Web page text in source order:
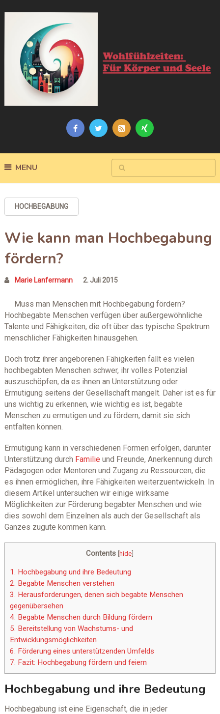
MENU
HOCHBEGABUNG
Wie kann man Hochbegabung
fördern?
Marie Lanfermann 2. Juli 2015
Muss man Menschen mit Hochbegabung fördern?
Hochbegabte Menschen verfügen über außergewöhnliche
Talente und Fähigkeiten, die oft über das typische Spektrum
menschlicher Fähigkeiten hinausgehen.
Doch trotz ihrer angeborenen Fähigkeiten fällt es vielen
hochbegabten Menschen schwer, ihr volles Potenzial
auszuschöpfen, da es ihnen an Unterstützung oder
Ermutigung seitens der Gesellschaft mangelt. Daher ist es für
uns wichtig zu erkennen, wie wichtig es ist, begabte
Menschen zu ermutigen und zu fördern, damit sie sich
entfalten können.
Ermutigung kann in verschiedenen Formen erfolgen, darunter
Unterstützung durch Familie und Freunde, Anerkennung durch
Pädagogen oder Mentoren und Zugang zu Ressourcen, die
es ihnen ermöglichen, ihre Fähigkeiten weiterzuentwickeln. In
diesem Artikel untersuchen wir einige wirksame
Möglichkeiten zur Förderung begabter Menschen und wie
dies sowohl dem Einzelnen als auch der Gesellschaft als
Ganzes zugute kommen kann.
Contents [hide]
1. Hochbegabung und ihre Bedeutung
2. Begabte Menschen verstehen
3. Herausforderungen, denen sich begabte Menschen
gegenübersehen
4. Begabte Menschen durch Bildung fördern
5. Bereitstellung von Wachstums- und
Entwicklungsmöglichkeiten
6. Förderung eines unterstützenden Umfelds
7. Fazit: Hochbegabung fördern und feiern
Hochbegabung und ihre Bedeutung
Hochbegabung ist eine Eigenschaft, die in jeder